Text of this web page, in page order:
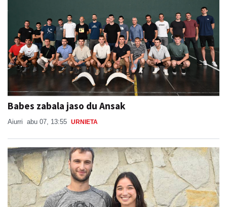
Babes zabala jaso du Ansak
Aiurri abu 07, 13:55 URNIETA